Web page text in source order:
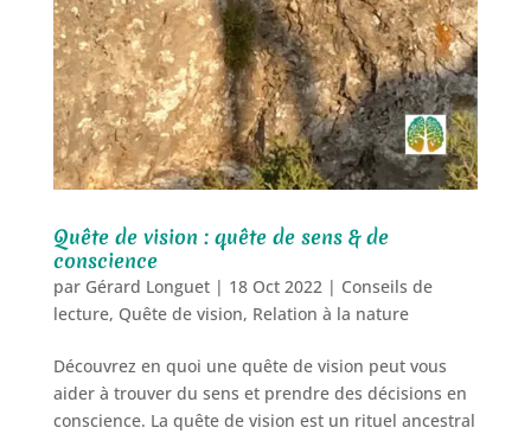
Quête de vision : quête de sens & de
conscience
par Gérard Longuet| 18 Oct 2022| Conseils de
lecture, Quête de vision, Relation à la nature
Découvrez en quoi une quête de vision peut vous
aider à trouver du sens et prendre des décisions en
conscience. La quête de vision est un rituel ancestral